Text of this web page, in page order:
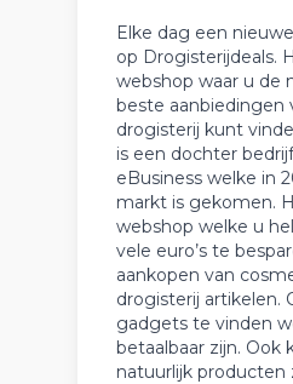
Elke dag een
op Drogisterijdeals.
webshop waar u de
beste aanbiedingen
drogisterij kunt
is een dochter
eBusiness welke in
markt is gekomen.
webshop welke u
vele euro’s te
aankopen van
drogisterij artikelen.
gadgets te vinden
betaalbaar zijn. Ook
natuurlijk producten